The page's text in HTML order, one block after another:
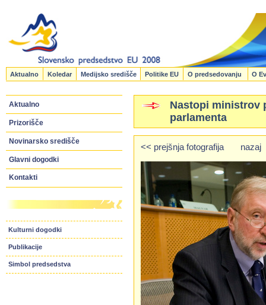
Aktualno Koledar Medijsko središče Politike EU O predsedovanju O
Aktualno
Prizorišče
Novinarsko središče
Glavni dogodki
Kontakti
Kulturni dogodki
Publikacije
Simbol predsedstva
Nastopi ministrov
parlamenta
<< prejšnja fotografija nazaj